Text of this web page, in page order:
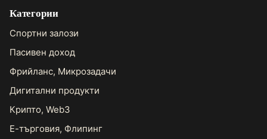
Категории
Спортни залози
Пасивен доход
Фрийланс, Микрозадачи
Дигитални продукти
Крипто, Web3
Е-търговия, Флипинг